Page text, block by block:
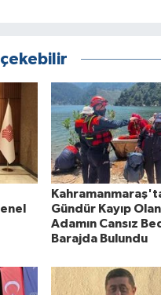
Gündür Kayıp Olan
Adamın Cansız
Barajda Bulundu